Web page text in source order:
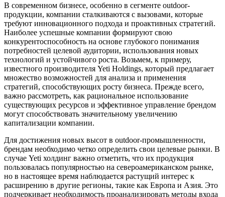
В современном бизнесе, особенно в сегменте outdoor-
продукции, компании сталкиваются с вызовами, которые
требуют инновационного подхода и проактивных стратегий.
Наиболее успешные компании формируют свою
конкурентоспособность на основе глубокого понимания
потребностей целевой аудитории, использования новых
технологий и устойчивого роста. Возьмем, к примеру,
известного производителя Yeti Holdings, который предлагает
множество возможностей для анализа и применения
стратегий, способствующих росту бизнеса. Прежде всего,
важно рассмотреть, как рациональное использование
существующих ресурсов и эффективное управление брендом
могут способствовать значительному увеличению
капитализации компании.
Для достижения новых высот в outdoor-промышленности,
брендам необходимо четко определить свои целевые рынки. В
случае Yeti холдинг важно отметить, что их продукция
пользовалась популярностью на североамериканском рынке,
но в настоящее время наблюдается растущий интерес к
расширению в другие регионы, такие как Европа и Азия. Это
подчеркивает необходимость проанализировать методы входа